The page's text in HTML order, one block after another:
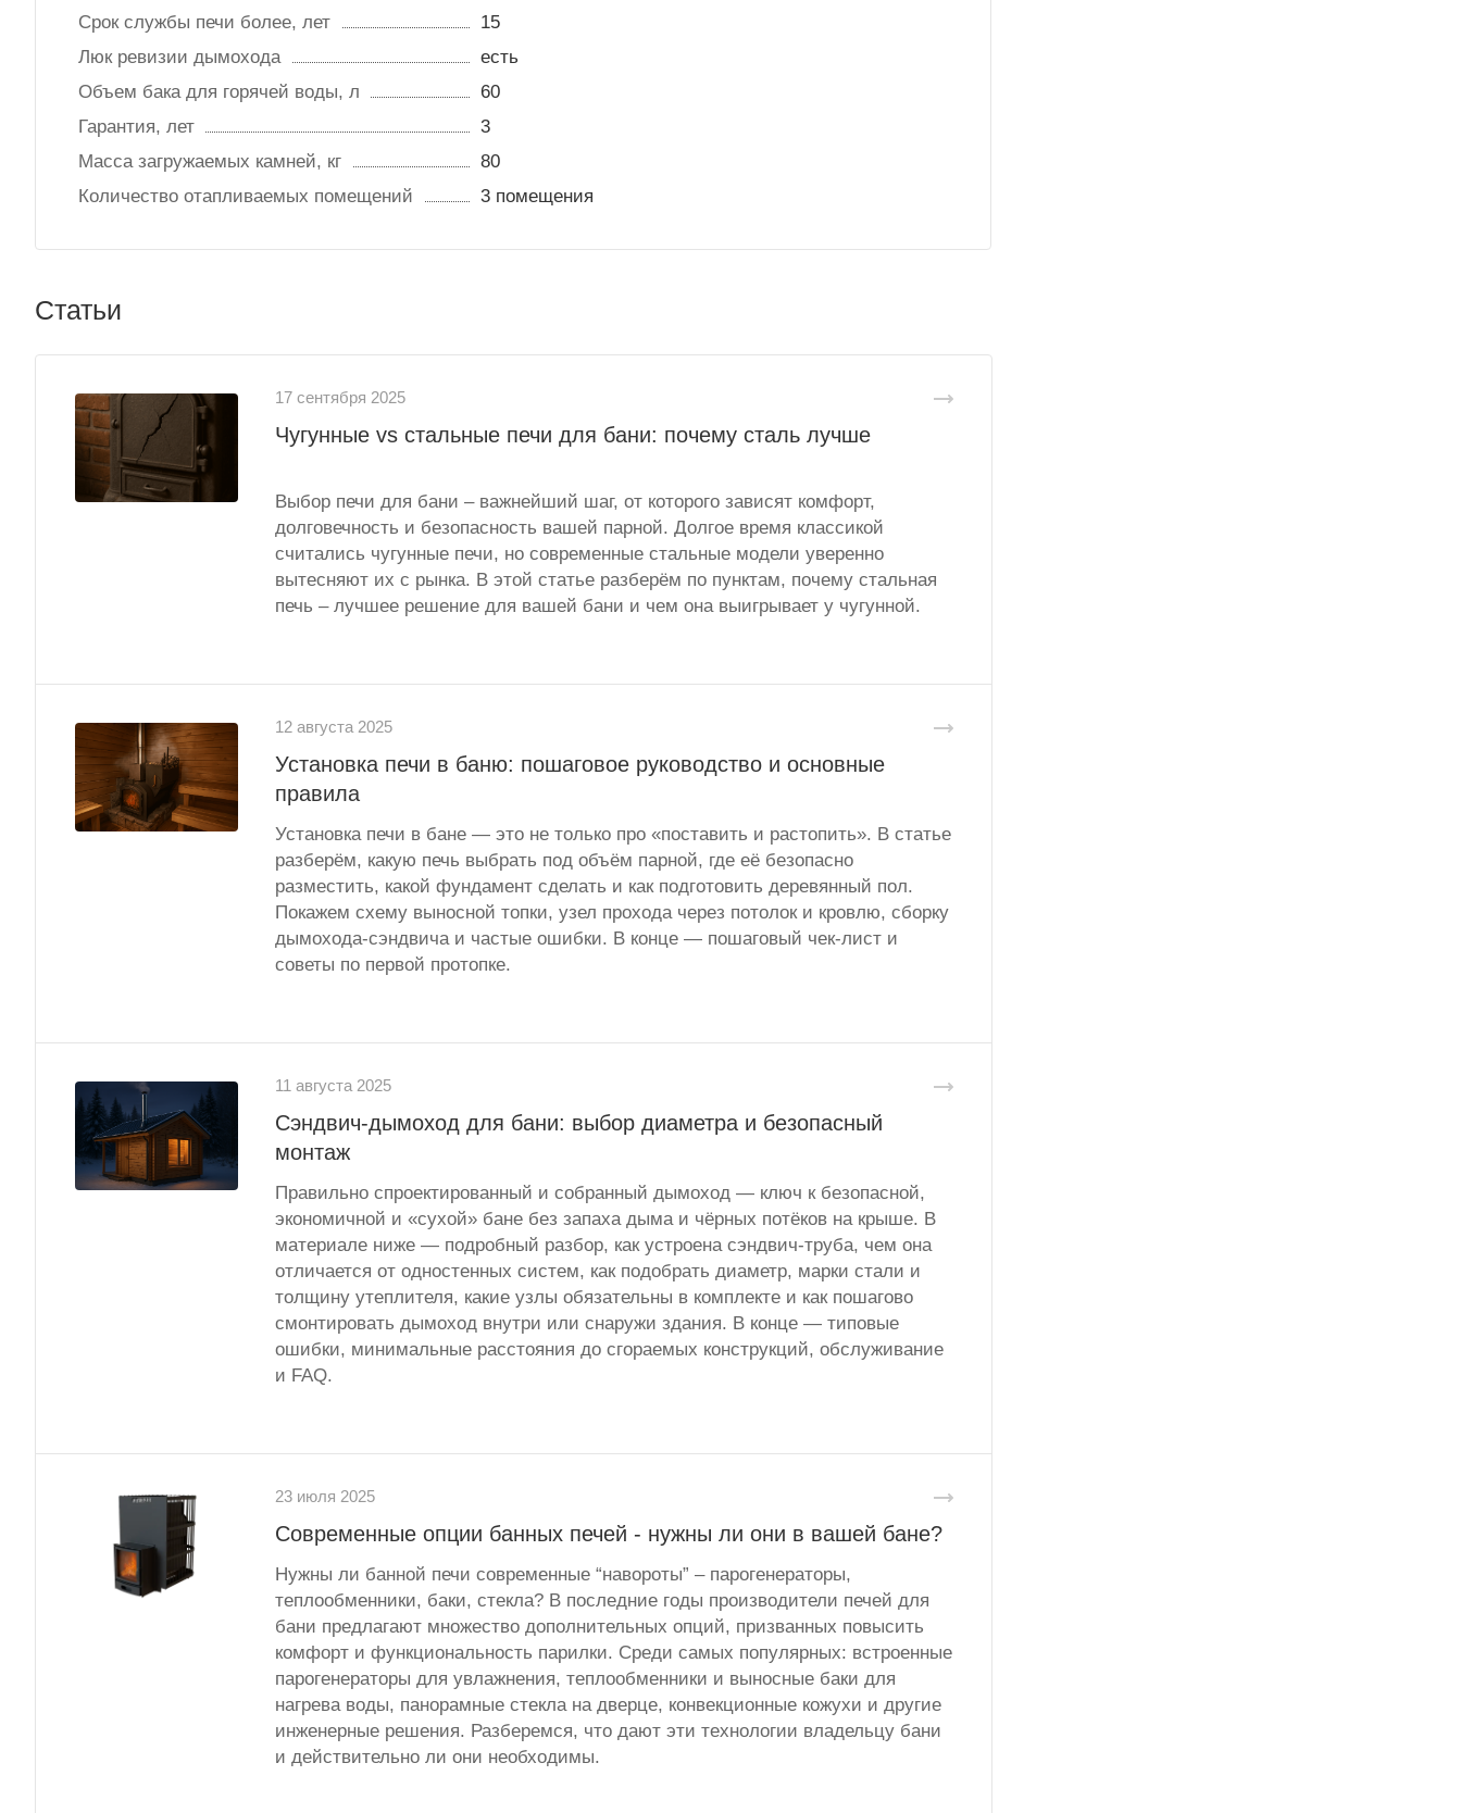
Срок службы печи более, лет
15
Люк ревизии дымохода
есть
Объем бака для горячей воды, л
60
Гарантия, лет
3
Масса загружаемых камней, кг
80
Количество отапливаемых помещений
3 помещения
Статьи
17 сентября 2025
Чугунные vs стальные печи для бани: почему сталь лучше
Выбор печи для бани – важнейший шаг, от которого зависят комфорт,
долговечность и безопасность вашей парной. Долгое время классикой
считались чугунные печи, но современные стальные модели уверенно
вытесняют их с рынка. В этой статье разберём по пунктам, почему стальная
печь – лучшее решение для вашей бани и чем она выигрывает у чугунной.
12 августа 2025
Установка печи в баню: пошаговое руководство и основные
правила
Установка печи в бане — это не только про «поставить и растопить». В статье
разберём, какую печь выбрать под объём парной, где её безопасно
разместить, какой фундамент сделать и как подготовить деревянный пол.
Покажем схему выносной топки, узел прохода через потолок и кровлю, сборку
дымохода-сэндвича и частые ошибки. В конце — пошаговый чек-лист и
советы по первой протопке.
11 августа 2025
Сэндвич-дымоход для бани: выбор диаметра и безопасный
монтаж
Правильно спроектированный и собранный дымоход — ключ к безопасной,
экономичной и «сухой» бане без запаха дыма и чёрных потёков на крыше. В
материале ниже — подробный разбор, как устроена сэндвич-труба, чем она
отличается от одностенных систем, как подобрать диаметр, марки стали и
толщину утеплителя, какие узлы обязательны в комплекте и как пошагово
смонтировать дымоход внутри или снаружи здания. В конце — типовые
ошибки, минимальные расстояния до сгораемых конструкций, обслуживание
и FAQ.
23 июля 2025
Современные опции банных печей - нужны ли они в вашей бане?
Нужны ли банной печи современные “навороты” – парогенераторы,
теплообменники, баки, стекла? В последние годы производители печей для
бани предлагают множество дополнительных опций, призванных повысить
комфорт и функциональность парилки. Среди самых популярных: встроенные
парогенераторы для увлажнения, теплообменники и выносные баки для
нагрева воды, панорамные стекла на дверце, конвекционные кожухи и другие
инженерные решения. Разберемся, что дают эти технологии владельцу бани
и действительно ли они необходимы.